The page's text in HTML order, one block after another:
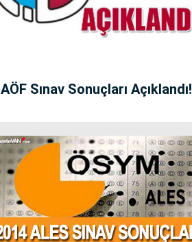
AÖF Sınav Sonuçları Açıklandı!